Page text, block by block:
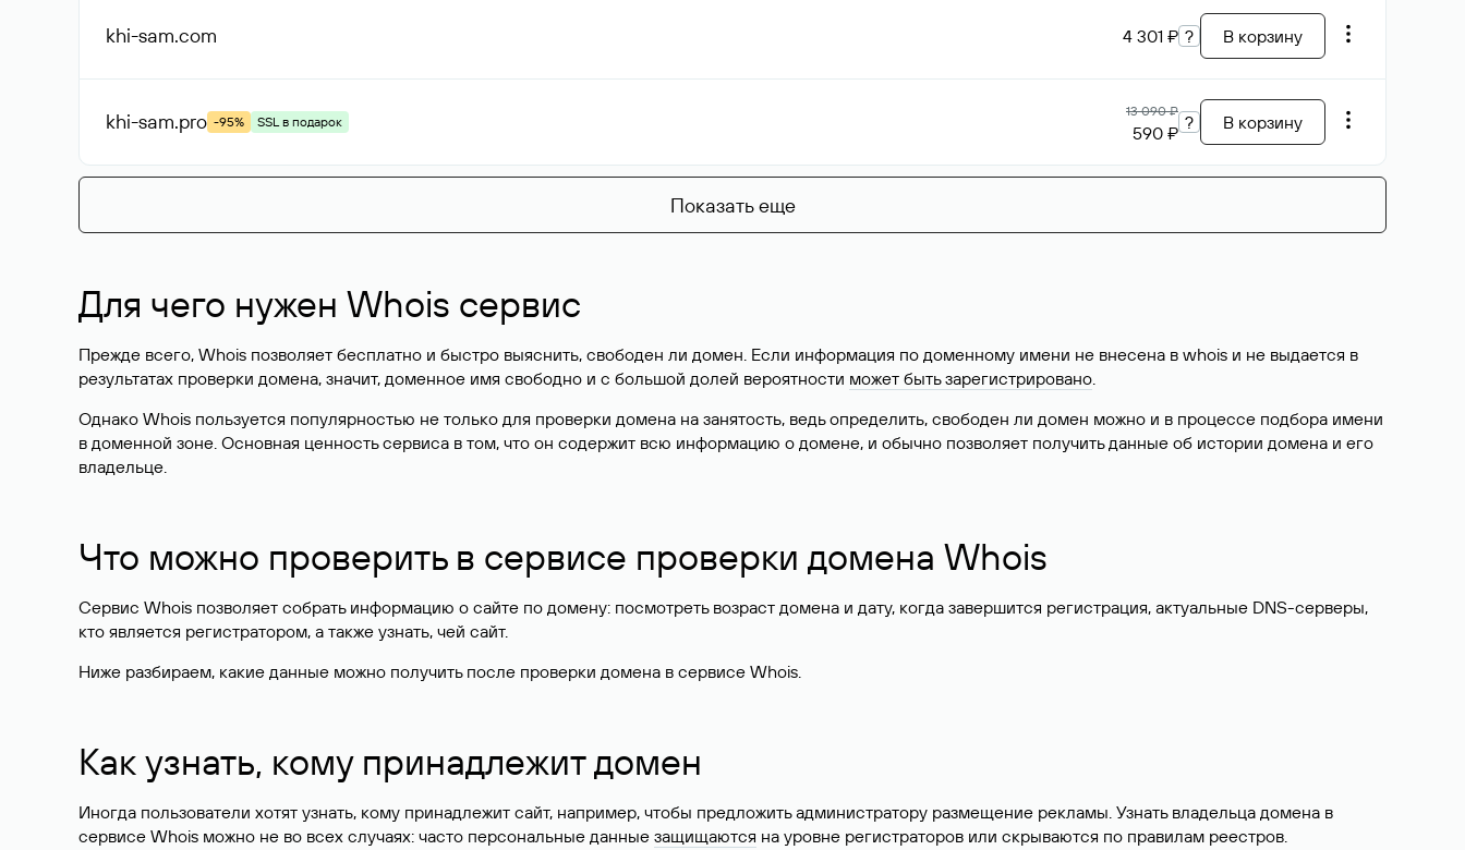
khi-sam.com 4 301 ₽ ? В корзину
khi-sam.pro -95% SSL в подарок
13 090 ₽
590 ₽ ? В корзину
Показать еще
Для чего нужен Whois сервис
Прежде всего, Whois позволяет бесплатно и быстро выяснить, свободен ли домен. Если информация по доменному имени не внесена в whois и не выдается в
результатах проверки домена, значит, доменное имя свободно и с большой долей вероятности может быть зарегистрировано.
Однако Whois пользуется популярностью не только для проверки домена на занятость, ведь определить, свободен ли домен можно и в процессе подбора имени
в доменной зоне. Основная ценность сервиса в том, что он содержит всю информацию о домене, и обычно позволяет получить данные об истории домена и его
владельце.
Что можно проверить в сервисе проверки домена Whois
Сервис Whois позволяет собрать информацию о сайте по домену: посмотреть возраст домена и дату, когда завершится регистрация, актуальные DNS-серверы,
кто является регистратором, а также узнать, чей сайт.
Ниже разбираем, какие данные можно получить после проверки домена в сервисе Whois.
Как узнать, кому принадлежит домен
Иногда пользователи хотят узнать, кому принадлежит сайт, например, чтобы предложить администратору размещение рекламы. Узнать владельца домена в
сервисе Whois можно не во всех случаях: часто персональные данные защищаются на уровне регистраторов или скрываются по правилам реестров.